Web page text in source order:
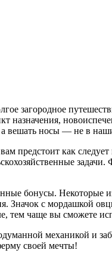
загородное
назначения,
а вешать носы — не в
предстоит как
бонусы.
Значок с мордашкой
тем чаще вы сможете
механикой и
своей мечты!